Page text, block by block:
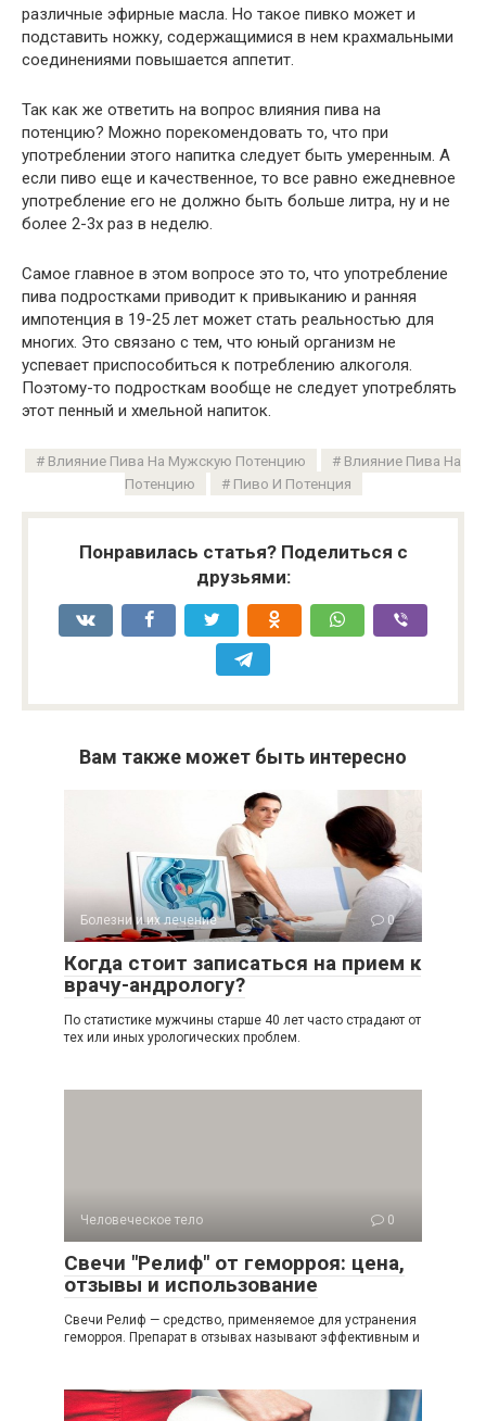
различные эфирные масла. Но такое пивко может и
подставить ножку, содержащимися в нем крахмальными
соединениями повышается аппетит.
Так как же ответить на вопрос влияния пива на
потенцию? Можно порекомендовать то, что при
употреблении этого напитка следует быть умеренным. А
если пиво еще и качественное, то все равно ежедневное
употребление его не должно быть больше литра, ну и не
более 2-3х раз в неделю.
Самое главное в этом вопросе это то, что употребление
пива подростками приводит к привыканию и ранняя
импотенция в 19-25 лет может стать реальностью для
многих. Это связано с тем, что юный организм не
успевает приспособиться к потреблению алкоголя.
Поэтому-то подросткам вообще не следует употреблять
этот пенный и хмельной напиток.
Влияние Пива На Мужскую Потенцию
Влияние Пива На
Потенцию
Пиво И Потенция
Понравилась статья? Поделиться с
друзьями:
Вам также может быть интересно
Болезни и их лечение 0
Когда стоит записаться на прием к
врачу-андрологу?
По статистике мужчины старше 40 лет часто страдают от
тех или иных урологических проблем.
Человеческое тело 0
Свечи "Релиф" от геморроя: цена,
отзывы и использование
Свечи Релиф — средство, применяемое для устранения
геморроя. Препарат в отзывах называют эффективным и